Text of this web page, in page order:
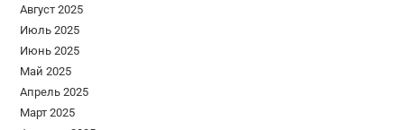
Август 2025
Июль 2025
Июнь 2025
Май 2025
Апрель 2025
Март 2025